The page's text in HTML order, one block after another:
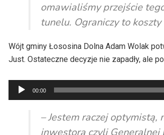
omawialiśmy przejście
tunelu. Ograniczy to
Wójt gminy Łososina Dolna Adam Wolak
Just. Ostateczne decyzje nie zapadły, ale
Odtwarzacz
plików
dźwiękowych
00:00
– Jestem raczej